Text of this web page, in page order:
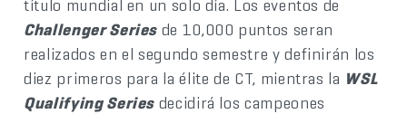
título mundial en un solo día. Los eventos de
Challenger Series de 10,000 puntos seran
realizados en el segundo semestre y definirán los
diez primeros para la élite de CT, mientras la WSL
Qualifying Series decidirá los campeones